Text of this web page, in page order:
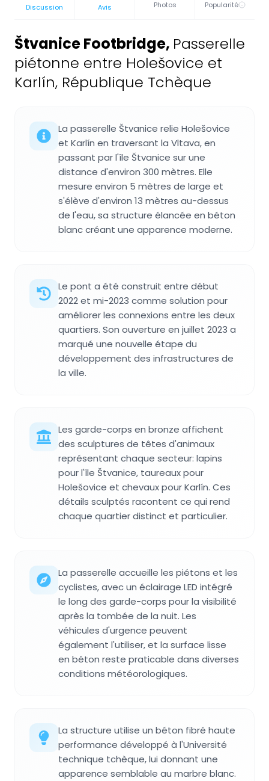
Discussion Avis Photos Popularité
Štvanice Footbridge, Passerelle
piétonne entre Holešovice et
Karlín, République Tchèque
La passerelle Štvanice relie Holešovice
et Karlín en traversant la Vltava, en
passant par l'île Štvanice sur une
distance d'environ 300 mètres. Elle
mesure environ 5 mètres de large et
s'élève d'environ 13 mètres au-dessus
de l'eau, sa structure élancée en béton
blanc créant une apparence moderne.
Le pont a été construit entre début
2022 et mi-2023 comme solution pour
améliorer les connexions entre les deux
quartiers. Son ouverture en juillet 2023 a
marqué une nouvelle étape du
développement des infrastructures de
la ville.
Les garde-corps en bronze affichent
des sculptures de têtes d'animaux
représentant chaque secteur: lapins
pour l'île Štvanice, taureaux pour
Holešovice et chevaux pour Karlín. Ces
détails sculptés racontent ce qui rend
chaque quartier distinct et particulier.
La passerelle accueille les piétons et les
cyclistes, avec un éclairage LED intégré
le long des garde-corps pour la visibilité
après la tombée de la nuit. Les
véhicules d'urgence peuvent
également l'utiliser, et la surface lisse
en béton reste praticable dans diverses
conditions météorologiques.
La structure utilise un béton fibré haute
performance développé à l'Université
technique tchèque, lui donnant une
apparence semblable au marbre blanc.